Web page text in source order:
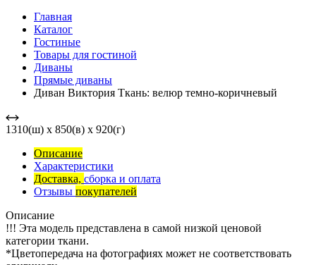
Главная
Каталог
Гостиные
Товары для гостиной
Диваны
Прямые диваны
Диван Виктория Ткань: велюр темно-коричневый
1310(ш) x 850(в) x 920(г)
Описание
Характеристики
Доставка, сборка и оплата
Отзывы покупателей
Описание
!!! Эта модель представлена в самой низкой ценовой
категории ткани.
*Цветопередача на фотографиях может не соответствовать